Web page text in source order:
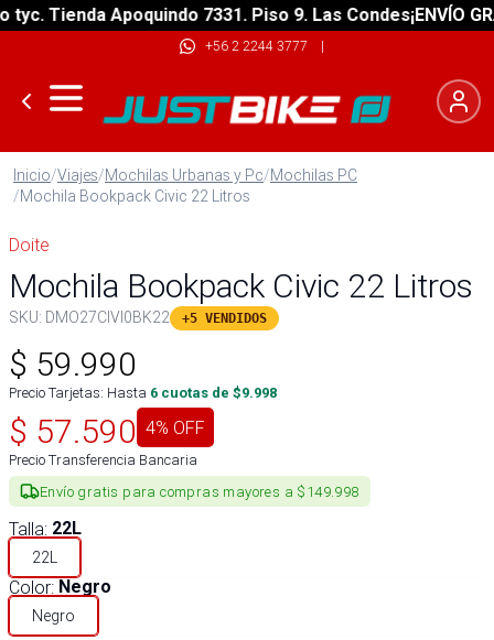
Tienda Apoquindo 7331. Piso 9. Las Condes¡ENVÍO
+56 2 2244 3777 |
Inicio/Viajes/Mochilas Urbanas y Pc/Mochilas PC
/Mochila Bookpack Civic 22 Litros
Doite
Mochila Bookpack Civic 22 Litros
SKU: DMO27CIVI0BK22 +5 VENDIDOS
$ 59.990
Precio Tarjetas: Hasta 6 cuotas de $9.998
$ 57.590 4% OFF
Precio Transferencia Bancaria
Envío gratis para compras mayores a $149.998
Talla: 22L
22L
Color: Negro
Negro